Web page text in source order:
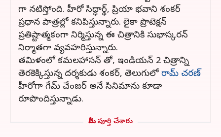
గా నటిస్తోంది. హీరో సిద్ధార్థ్, ప్రియా భవాని శంకర్
ప్రధాన పాత్రల్లో కనిపిస్తున్నారు. లైకా ప్రొటెక్షన్
ప్రతిష్టాత్మకంగా నిర్మిస్తున్న ఈ చిత్రానికి సుభాస్కరన్
నిర్మాతగా వ్యవహరిస్తున్నారు.
తమిళంలో కమలహాసన్ తో, ఇండియన్ 2 చిత్రాన్ని
తెరకెక్కిస్తున్న దర్శకుడు శంకర్, తెలుగులో రామ్ చరణ్
హీరోగా గేమ్ చేంజర్ అనే సినిమాను కూడా
రూపొందిస్తున్నాడు.
మీరు పూర్తి చేశారు